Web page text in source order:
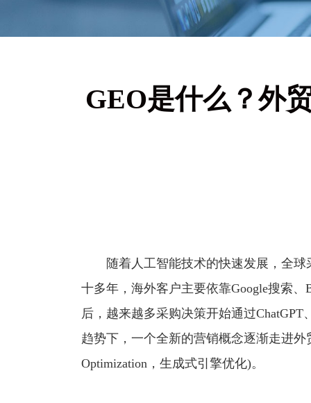
GEO是什么？外
随着人工智能技术的快速发展，全球
十多年，海外客户主要依靠Google搜索
后，越来越多采购决策开始通过
趋势下，一个全新的营销概念逐渐走进
Optimization，生成式引擎优化)。